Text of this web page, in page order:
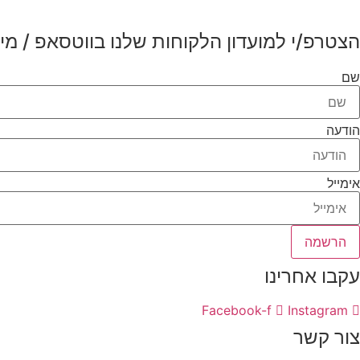
הצטרפ/י למועדון הלקוחות שלנו בווטסאפ /
שם
הודעה
אימייל
הרשמה
עקבו אחרינו
Facebook-f Instagram
צור קשר